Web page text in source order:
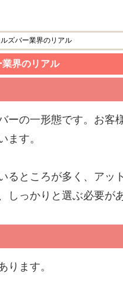
ズバー業界のリアル
界のリアル
ーの一形態です。お
ます。
るところが多く、ア
っかりと選ぶ必要が
ります。